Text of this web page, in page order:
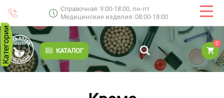
Справочная: 9:00-18:00, пн-пт
Медицинские изделия: 08:00-18:00
КАТАЛОГ
0
Категории